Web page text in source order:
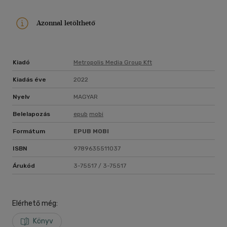
Azonnal letölthető
Kiadó Metropolis Media Group Kft
Kiadás éve 2022
Nyelv MAGYAR
Belelapozás epub mobi
Formátum EPUB MOBI
ISBN 9789635511037
Árukód 3-75517 / 3-75517
Elérhető még:
Könyv